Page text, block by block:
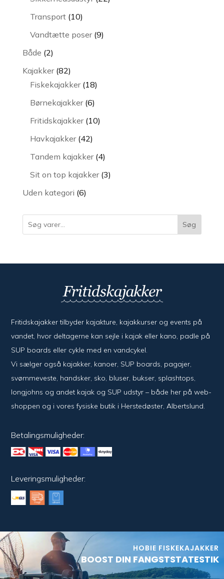
Transport 1010
varer
Vandtætte poser 99
Både 22
varer
Kajakker 8282
varer
Fiskekajakker 1818
Børnekajakker 66
varer
Fritidskajakker 1010
Havkajakker 4242
varer
Tandem kajakker 44
varer
Sit on top kajakker 33
Uden kategori 66
Søg
Fritidskajakker tilbyder kajak­ture, kajak­kurser og events på
vandet, hvor del­ta­ger­ne kan sejle i kajak eller kano, padle på
SUP boards eller cykle med en vand­cykel.
Vi sælger også kajak­ker, kanoer, SUP boards, pagajer,
svømme­veste, hand­sker, sko, bluser, bukser, splash­tops,
long­johns og andet kajak og SUP udstyr – både her på web­
shoppen og i vores fysiske butik i Her­sted­øster, Alberts­lund.
Betalingsmuligheder:
Leveringsmuligheder:
HOBIE FISKEKAJAKKER
BOOST DIN FANGSTSTATESTIK